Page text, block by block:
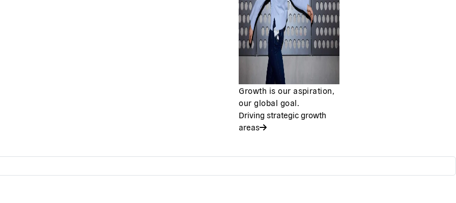
Growth is our aspiration,
our global goal.
Driving strategic growth
areas